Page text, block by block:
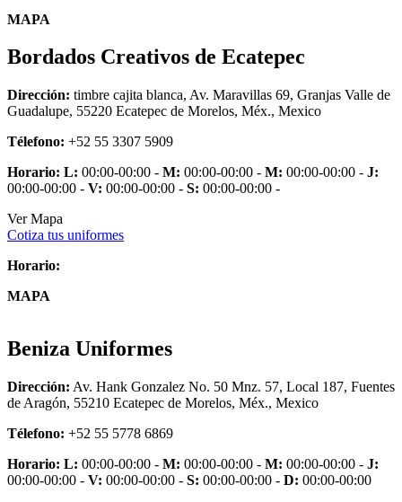
MAPA
Bordados Creativos de Ecatepec
Dirección: timbre cajita blanca, Av. Maravillas 69, Granjas Valle de
Guadalupe, 55220 Ecatepec de Morelos, Méx., Mexico
Télefono: +52 55 3307 5909
Horario: L: 00:00-00:00 - M: 00:00-00:00 - M: 00:00-00:00 - J:
00:00-00:00 - V: 00:00-00:00 - S: 00:00-00:00 -
Ver Mapa
Cotiza tus uniformes
Horario:
MAPA
Beniza Uniformes
Dirección: Av. Hank Gonzalez No. 50 Mnz. 57, Local 187, Fuentes
de Aragón, 55210 Ecatepec de Morelos, Méx., Mexico
Télefono: +52 55 5778 6869
Horario: L: 00:00-00:00 - M: 00:00-00:00 - M: 00:00-00:00 - J:
00:00-00:00 - V: 00:00-00:00 - S: 00:00-00:00 - D: 00:00-00:00